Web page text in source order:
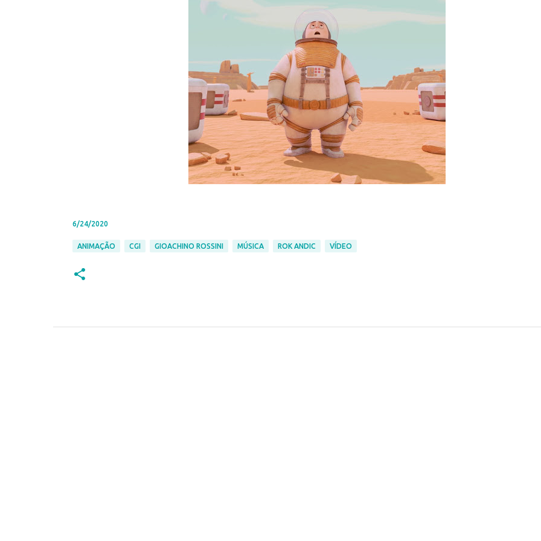
6/24/2020
ANIMAÇÃO CGI GIOACHINO ROSSINI MÚSICA ROK ANDIC VÍDEO